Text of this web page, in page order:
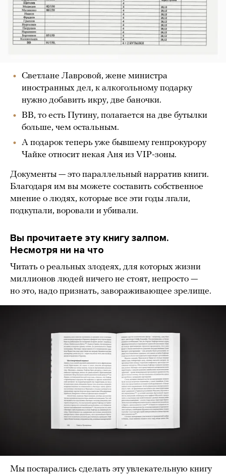
Светлане Лавровой, жене министра
иностранных дел, к алкогольному подарку
нужно добавить икру, две баночки.
ВВ, то есть Путину, полагается на две бутылки
больше, чем остальным.
А подарок теперь уже бывшему генпрокурору
Чайке относит некая Аня из VIP-зоны.
Документы — это параллельный нарратив книги.
Благодаря им вы можете составить собственное
мнение о людях, которые все эти годы лгали,
подкупали, воровали и убивали.
Вы прочитаете эту книгу залпом.
Несмотря ни на что
Читать о реальных злодеях, для которых жизни
миллионов людей ничего не стоят, непросто —
но это, надо признать, завораживающее зрелище.
Мы постарались сделать эту увлекательную книгу